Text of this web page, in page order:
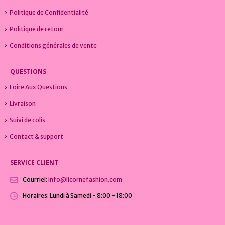
Politique de Confidentialité
Politique de retour
Conditions générales de vente
QUESTIONS
Foire Aux Questions
Livraison
Suivi de colis
Contact & support
SERVICE CLIENT
Courriel: info@licornefashion.com
Horaires: Lundi à Samedi - 8:00 - 18:00